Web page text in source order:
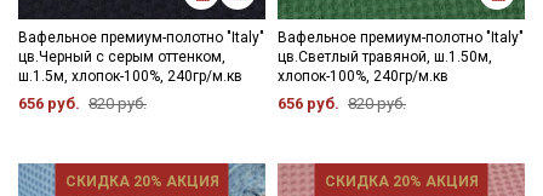
Вафельное премиум-полотно "Italy"
цв.Черный с серым оттенком,
ш.1.5м, хлопок-100%, 240гр/м.кв
656 руб. 820 руб.
Вафельное премиум-полотно "Italy"
цв.Светлый травяной, ш.1.50м,
хлопок-100%, 240гр/м.кв
656 руб. 820 руб.
СКИДКА 20% АКЦИЯ СКИДКА 20% АКЦИЯ